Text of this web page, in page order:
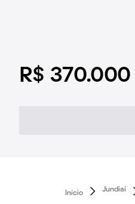
R$ 370.000
Início
Jundiaí